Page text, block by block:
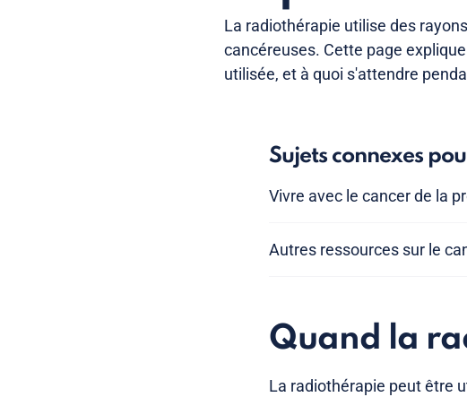
La radiothérapie utilise des
cancéreuses. Cette page
utilisée, et à quoi s'attendre
Sujets connexes
Vivre avec le cancer de la
Autres ressources sur le
Quand la
La radiothérapie peut être